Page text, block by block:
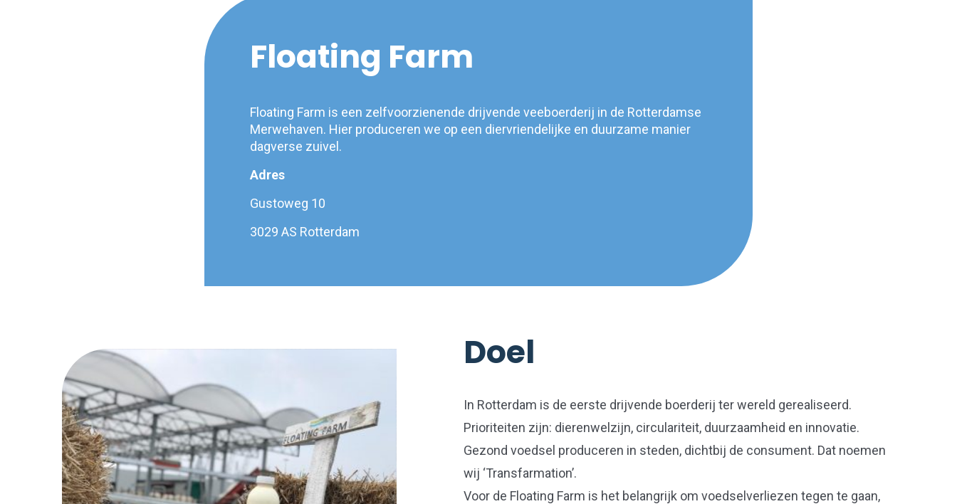
Floating Farm
Floating Farm is een zelfvoorzienende drijvende veeboerderij in de Rotterdamse
Merwehaven. Hier produceren we op een diervriendelijke en duurzame manier
dagverse zuivel.
Adres
Gustoweg 10
3029 AS Rotterdam
Doel
In Rotterdam is de eerste drijvende boerderij ter wereld gerealiseerd.
Prioriteiten zijn: dierenwelzijn, circulariteit, duurzaamheid en innovatie.
Gezond voedsel produceren in steden, dichtbij de consument. Dat noemen
wij ‘Transfarmation’.
Voor de Floating Farm is het belangrijk om voedselverliezen tegen te gaan,